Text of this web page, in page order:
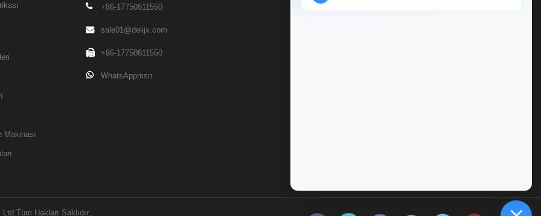
Makinası
+86-17750811550
sale01@delijx.com
+86-17750811550
WhatsAppmsn
Hakları Saklıdır..